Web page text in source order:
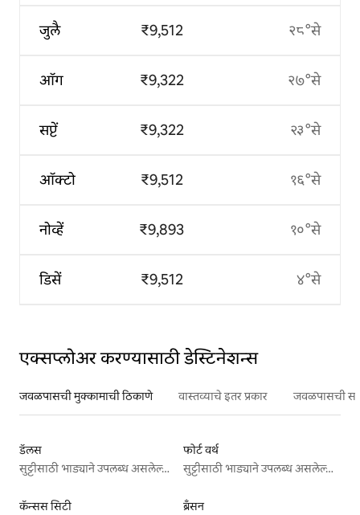
जुलै
ऑग
सप्टें
ऑक्टो
नोव्हें
डिसें
₹9,512
₹9,322
₹9,322
₹9,512
₹9,893
₹9,512
२८°से
२७°से
२३°से
१६°से
१०°से
४°से
एक्सप्लोअर करण्यासाठी डेस्टिनेशन्स
जवळपासची मुक्कामाची ठिकाणे वास्तव्याचे इतर प्रकार जवळपासची
डॅलस
सुट्टीसाठी भाड्याने उपलब्ध असलेल्या जागा
फोर्ट वर्थ
सुट्टीसाठी भाड्याने उपलब्ध असलेल्या जागा
कॅन्सस सिटी
ब्रँसन